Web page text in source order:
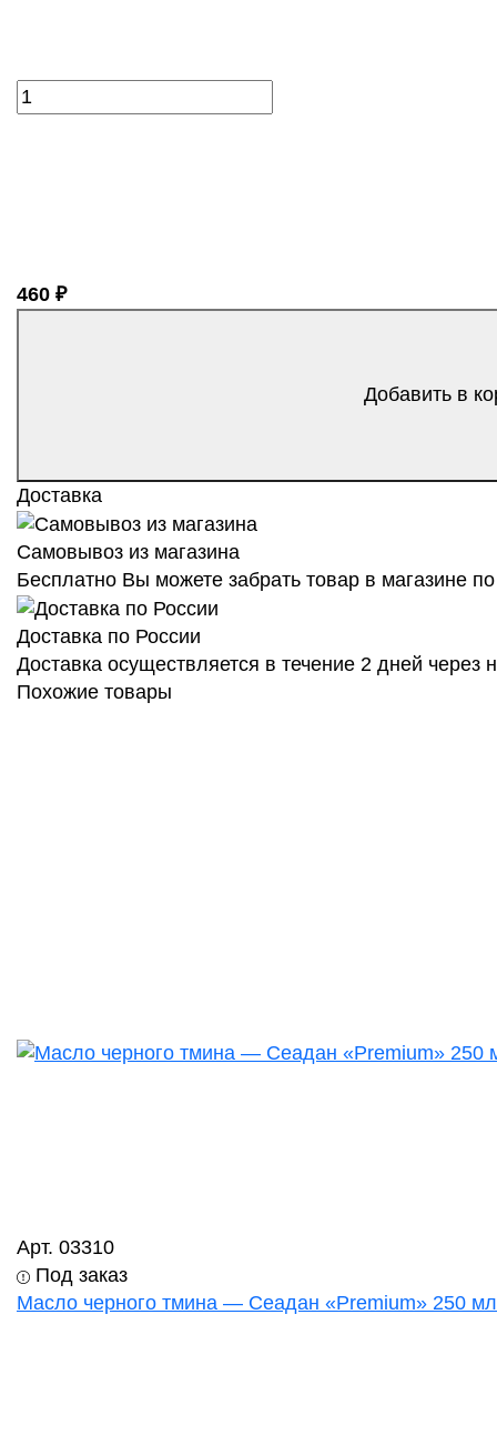
460 ₽
Добавить в
Доставка
Самовывоз из магазина
Бесплатно Вы можете забрать товар в магазине
Доставка по России
Доставка осуществляется в течение 2 дней
Похожие товары
Арт. 03310
Под заказ
Масло черного тмина — Сеадан «Premium» 250 мл